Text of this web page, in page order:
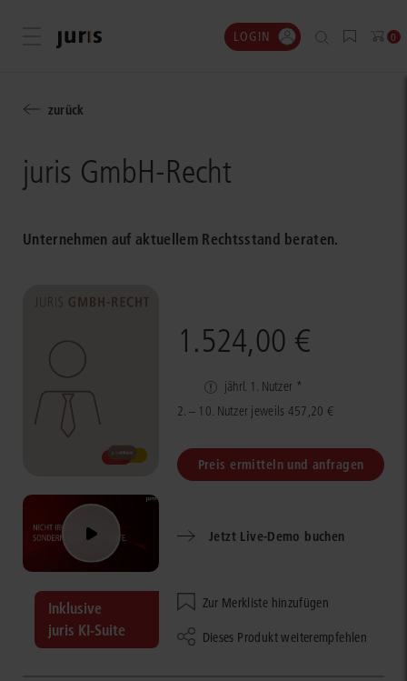
Menü öffnen LOGIN 0
zurück
juris GmbH-Recht
Unternehmen auf aktuellem Rechtsstand beraten.
Inklusive
juris KI-Suite
1.524,00 €
jährl. 1. Nutzer *
2. – 10. Nutzer jeweils 457,20 €
Preis ermitteln und anfragen
Zur Merkliste hinzufügen
Dieses Produkt weiterempfehlen
Jetzt Live-Demo buchen